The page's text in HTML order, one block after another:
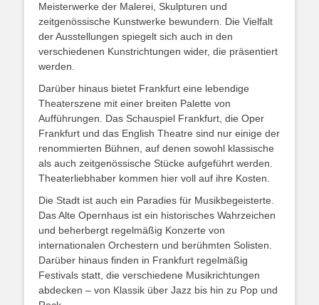
Meisterwerke der Malerei, Skulpturen und
zeitgenössische Kunstwerke bewundern. Die Vielfalt
der Ausstellungen spiegelt sich auch in den
verschiedenen Kunstrichtungen wider, die präsentiert
werden.
Darüber hinaus bietet Frankfurt eine lebendige
Theaterszene mit einer breiten Palette von
Aufführungen. Das Schauspiel Frankfurt, die Oper
Frankfurt und das English Theatre sind nur einige der
renommierten Bühnen, auf denen sowohl klassische
als auch zeitgenössische Stücke aufgeführt werden.
Theaterliebhaber kommen hier voll auf ihre Kosten.
Die Stadt ist auch ein Paradies für Musikbegeisterte.
Das Alte Opernhaus ist ein historisches Wahrzeichen
und beherbergt regelmäßig Konzerte von
internationalen Orchestern und berühmten Solisten.
Darüber hinaus finden in Frankfurt regelmäßig
Festivals statt, die verschiedene Musikrichtungen
abdecken – von Klassik über Jazz bis hin zu Pop und